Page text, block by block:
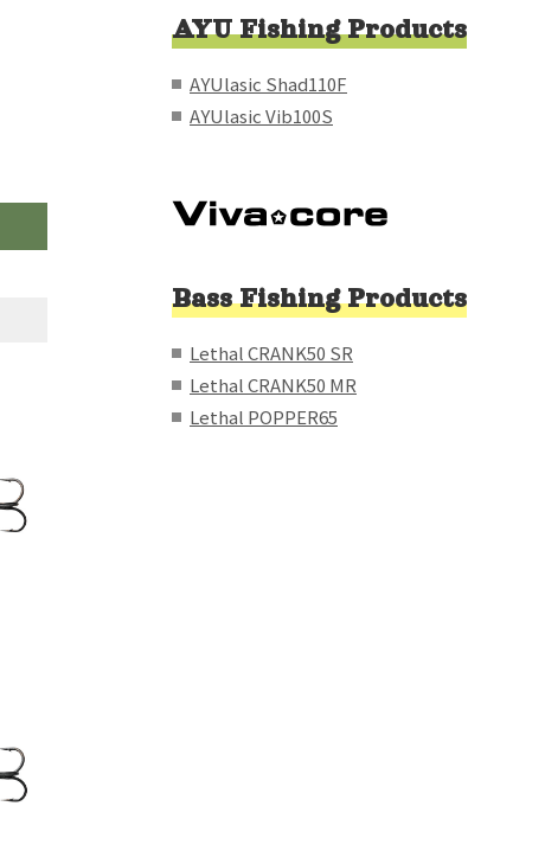
AYU Fishing Products
AYUlasic Shad110F
AYUlasic Vib100S
Bass Fishing Products
Lethal CRANK50 SR
Lethal CRANK50 MR
Lethal POPPER65